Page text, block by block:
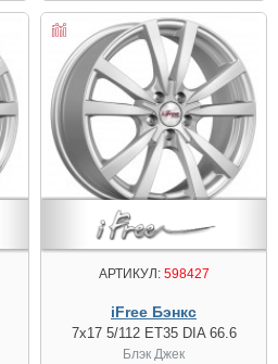
АРТИКУЛ:598427
iFree Бэнкс
7x17 5/112 ET35 DIA 66.6
Блэк Джек